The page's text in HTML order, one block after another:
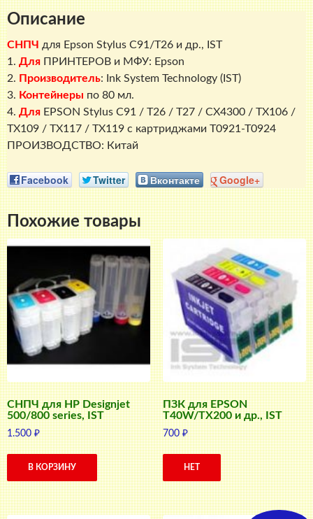
и
др.,
IST
Описание
СНПЧ для Epson Stylus C91/Т26 и др., IST
1. Для ПРИНТЕРОВ и МФУ: Epson
2. Производитель: Ink System Technology (IST)
3. Контейнеры по 80 мл.
4. Для EPSON Stylus C91 / T26 / T27 / CX4300 / TX106 /
TX109 / TX117 / TX119 с картриджами T0921-T0924
ПРОИЗВОДСТВО: Китай
Facebook Twitter Вконтакте Google+
Похожие товары
СНПЧ для HP Designjet
500/800 series, IST
1.500₽
В КОРЗИНУ
ПЗК для EPSON
T40W/TX200 и др., IST
700₽
НЕТ